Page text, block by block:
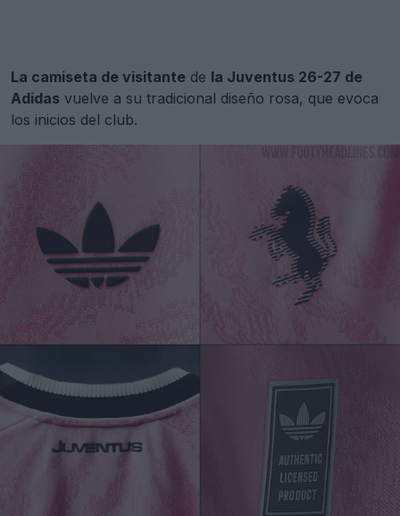
La camiseta de visitante de la Juventus 26-27 de
Adidas vuelve a su tradicional diseño rosa, que evoca
los inicios del club.